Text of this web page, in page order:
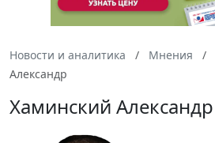
Новости и аналитика Мнения
Александр
Хаминский Александр